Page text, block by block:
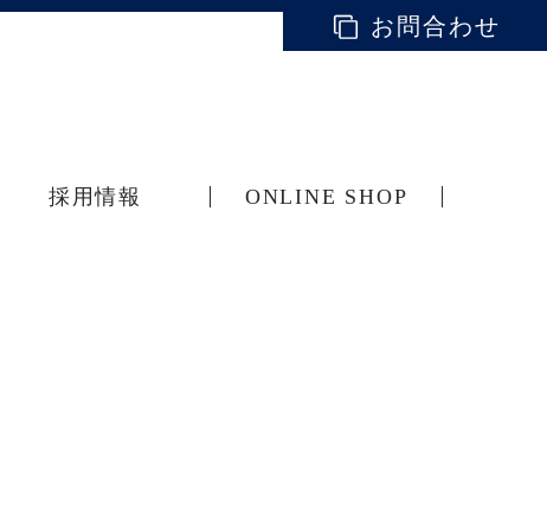
お問合わせ
採用情報 ONLINE SHOP